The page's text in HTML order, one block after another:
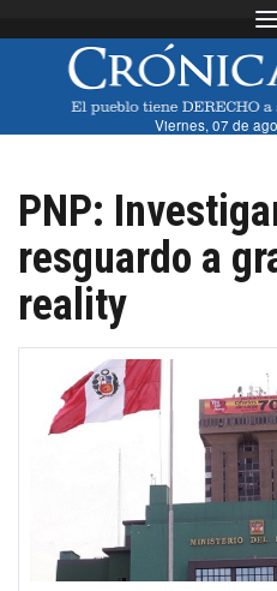
Viernes, 07 de
PNP:
resguardo a
reality